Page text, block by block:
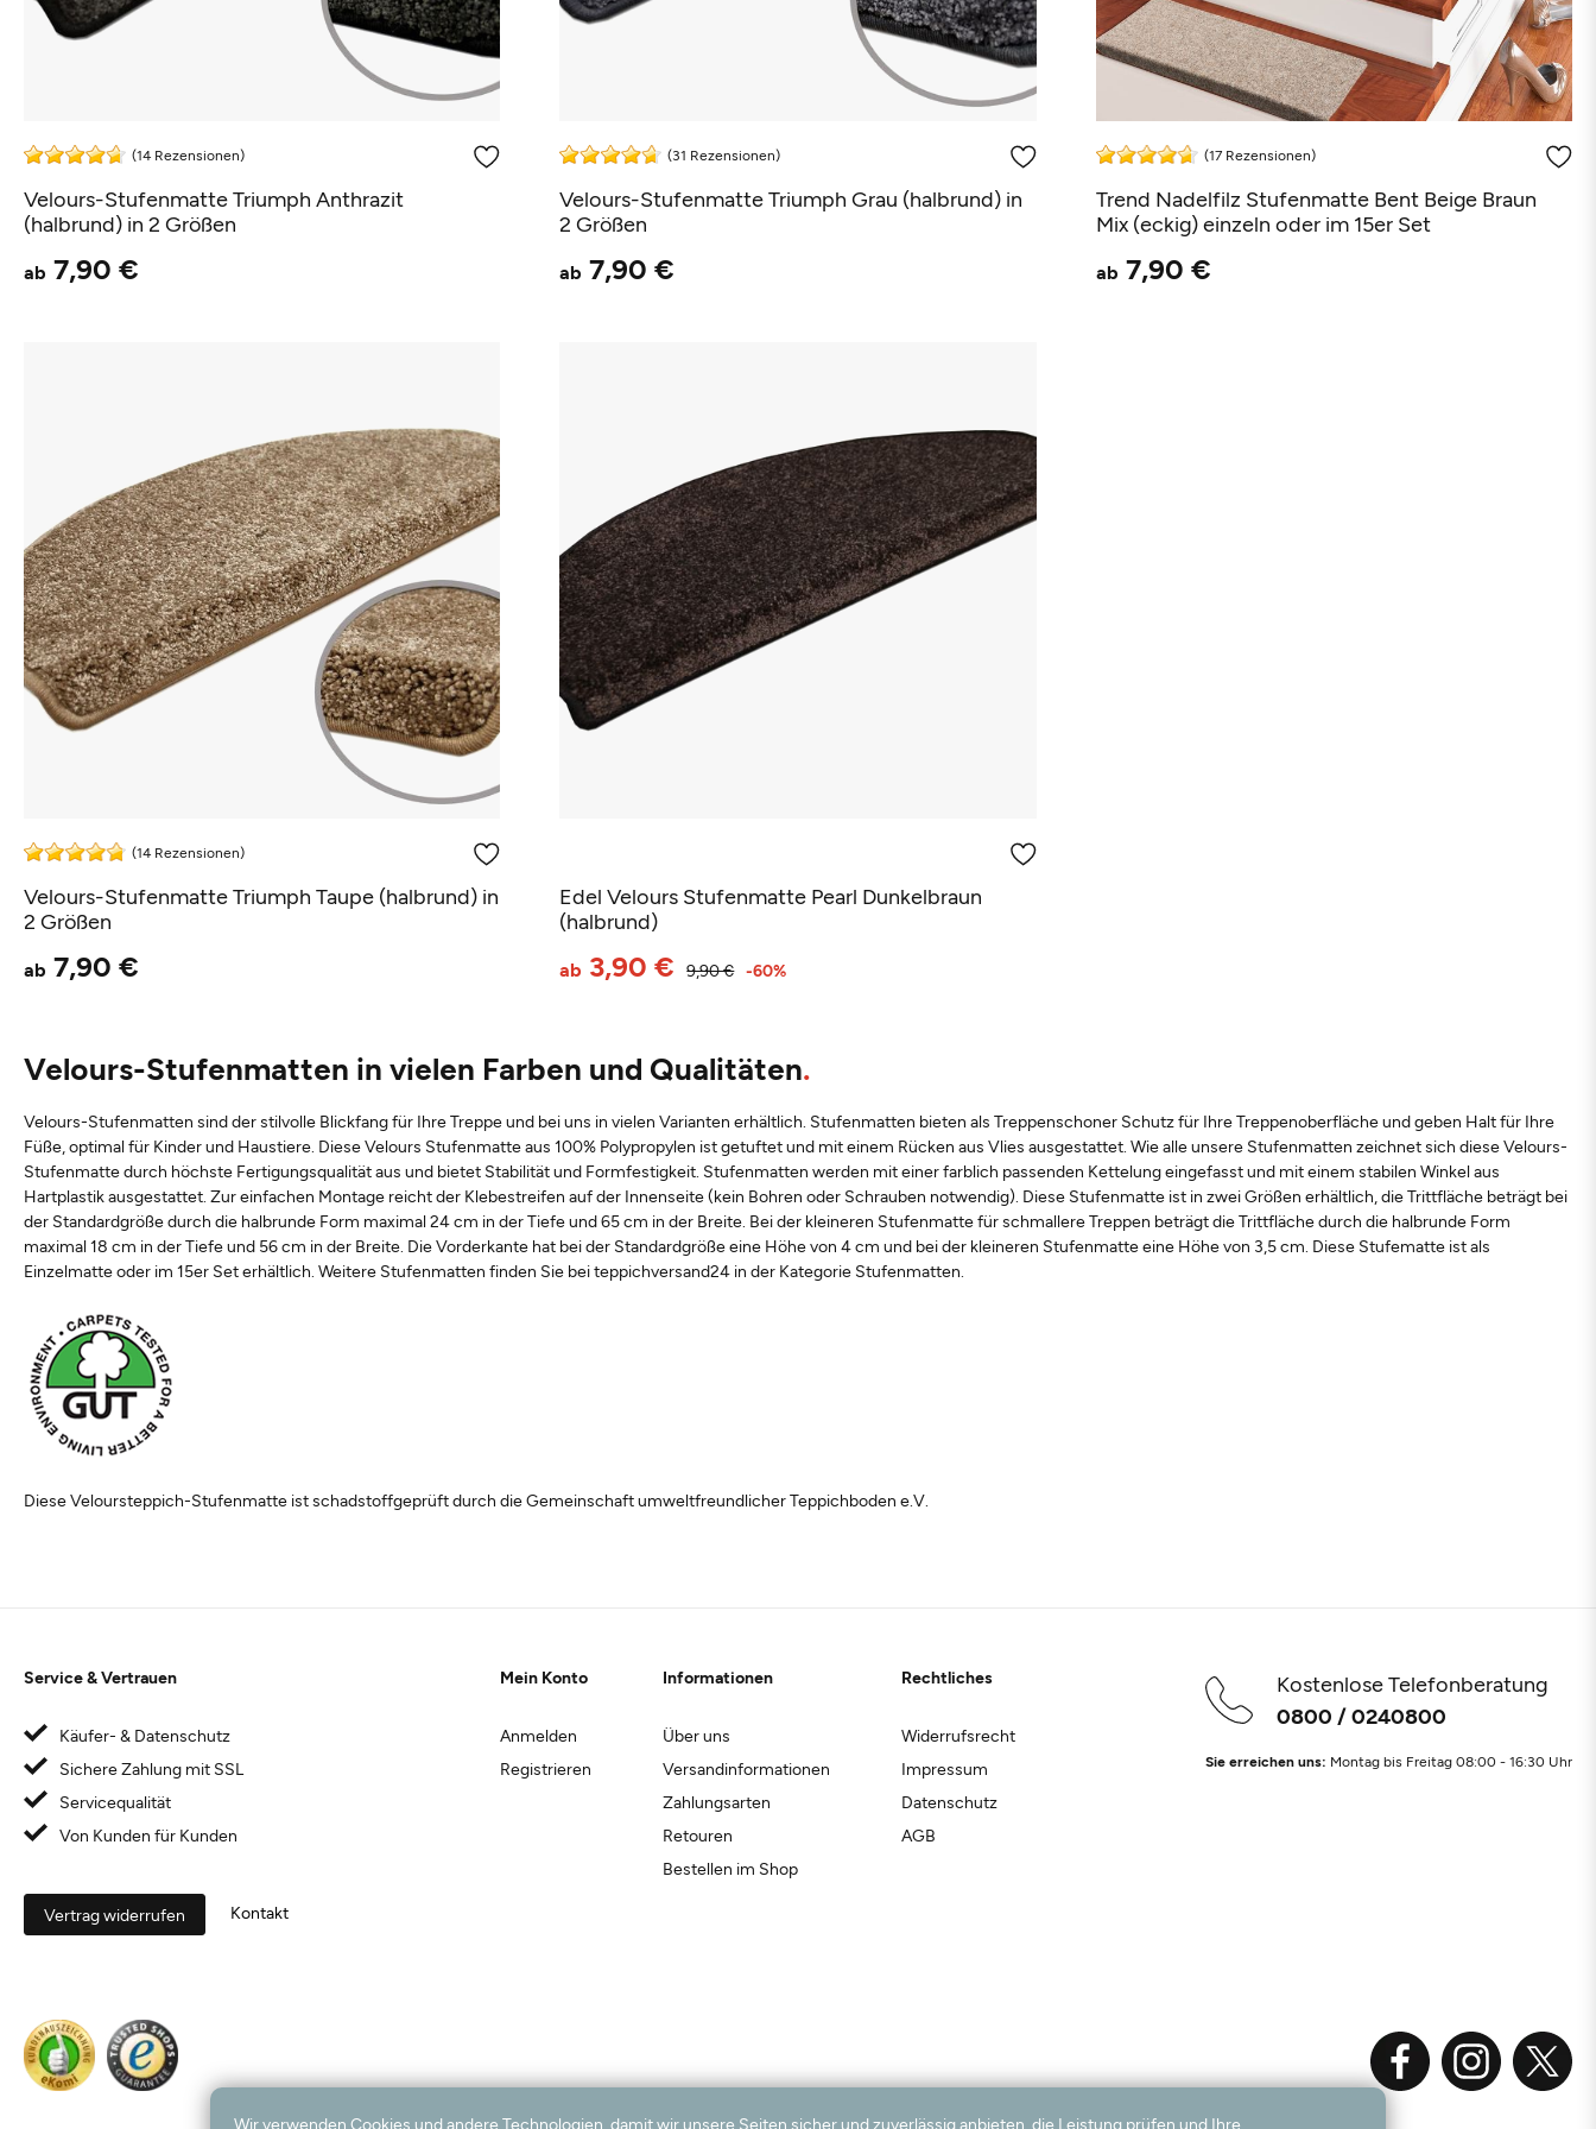
(14 Rezensionen)
Velours-Stufenmatte Triumph Anthrazit
(halbrund) in 2 Größen
ab 7,90 €
(31 Rezensionen)
Velours-Stufenmatte Triumph Grau (halbrund) in
2 Größen
ab 7,90 €
(17 Rezensionen)
Trend Nadelfilz Stufenmatte Bent Beige Braun
Mix (eckig) einzeln oder im 15er Set
ab 7,90 €
(14 Rezensionen)
Velours-Stufenmatte Triumph Taupe (halbrund) in
2 Größen
ab 7,90 €
Edel Velours Stufenmatte Pearl Dunkelbraun
(halbrund)
9,90 €
ab 3,90 € -60%
Velours-Stufenmatten in vielen Farben und Qualitäten
Velours-Stufenmatten sind der stilvolle Blickfang für Ihre Treppe und bei uns in vielen Varianten erhältlich. Stufenmatten bieten als Treppenschoner Schutz für Ihre Treppenoberfläche und geben Halt für Ihre
Füße, optimal für Kinder und Haustiere. Diese Velours Stufenmatte aus 100% Polypropylen ist getuftet und mit einem Rücken aus Vlies ausgestattet. Wie alle unsere Stufenmatten zeichnet sich diese Velours-
Stufenmatte durch höchste Fertigungsqualität aus und bietet Stabilität und Formfestigkeit. Stufenmatten werden mit einer farblich passenden Kettelung eingefasst und mit einem stabilen Winkel aus
Hartplastik ausgestattet. Zur einfachen Montage reicht der Klebestreifen auf der Innenseite (kein Bohren oder Schrauben notwendig). Diese Stufenmatte ist in zwei Größen erhältlich, die Trittfläche beträgt bei
der Standardgröße durch die halbrunde Form maximal 24 cm in der Tiefe und 65 cm in der Breite. Bei der kleineren Stufenmatte für schmallere Treppen beträgt die Trittfläche durch die halbrunde Form
maximal 18 cm in der Tiefe und 56 cm in der Breite. Die Vorderkante hat bei der Standardgröße eine Höhe von 4 cm und bei der kleineren Stufenmatte eine Höhe von 3,5 cm. Diese Stufematte ist als
Einzelmatte oder im 15er Set erhältlich. Weitere Stufenmatten finden Sie bei teppichversand24 in der Kategorie Stufenmatten.
Diese Veloursteppich-Stufenmatte ist schadstoffgeprüft durch die Gemeinschaft umweltfreundlicher Teppichboden e.V.
Kostenlose Telefonberatung
0800 / 0240800
Sie erreichen uns: Montag bis Freitag 08:00 - 16:30 Uhr
Mein Konto
Anmelden
Registrieren
Informationen
Über uns
Versandinformationen
Zahlungsarten
Retouren
Bestellen im Shop
Rechtliches
Widerrufsrecht
Impressum
Datenschutz
AGB
Service & Vertrauen
Käufer- & Datenschutz
Sichere Zahlung mit SSL
Servicequalität
Von Kunden für Kunden
Vertrag widerrufen Kontakt
Wir verwenden Cookies und andere Technologien, damit wir unsere Seiten sicher und zuverlässig anbieten, die Leistung prüfen und Ihre